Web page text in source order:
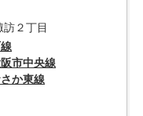
訪２丁目
市中央線
か東線